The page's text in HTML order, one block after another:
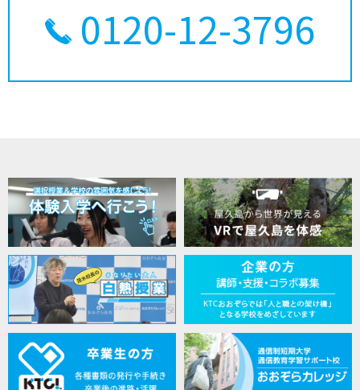
0120-12-3796